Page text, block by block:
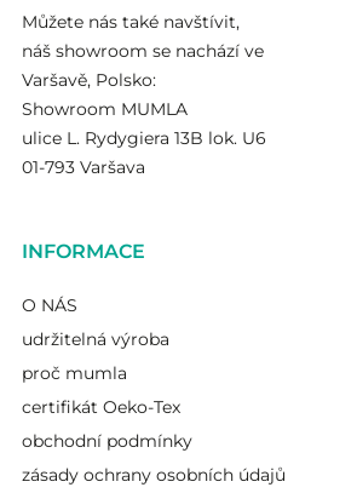
Můžete nás také navštívit,
náš showroom se nachází ve
Varšavě, Polsko:
Showroom MUMLA
ulice L. Rydygiera 13B lok. U6
01-793 Varšava
INFORMACE
O NÁS
udržitelná výroba
proč mumla
certifikát Oeko-Tex
obchodní podmínky
zásady ochrany osobních údajů